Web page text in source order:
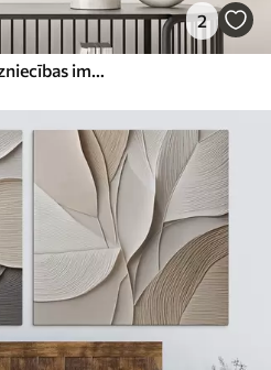
2
Abstrakta kompozīcija, glezniecības imitācija